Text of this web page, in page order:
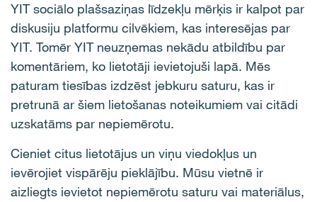
YIT sociālo plašsaziņas līdzekļu mērķis ir kalpot par
diskusiju platformu cilvēkiem, kas interesējas par
YIT. Tomēr YIT neuzņemas nekādu atbildību par
komentāriem, ko lietotāji ievietojuši lapā. Mēs
paturam tiesības izdzēst jebkuru saturu, kas ir
pretrunā ar šiem lietošanas noteikumiem vai citādi
uzskatāms par nepiemērotu.
Cieniet citus lietotājus un viņu viedokļus un
ievērojiet vispārēju pieklājību. Mūsu vietnē ir
aizliegts ievietot nepiemērotu saturu vai materiālus,